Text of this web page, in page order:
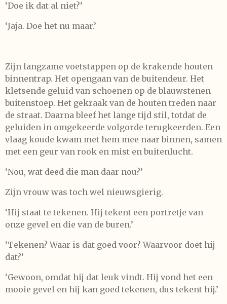
‘Doe ik dat al niet?’
‘Jaja. Doe het nu maar.’
Zijn langzame voetstappen op de krakende houten
binnentrap. Het opengaan van de buitendeur. Het
kletsende geluid van schoenen op de blauwstenen
buitenstoep. Het gekraak van de houten treden naar
de straat. Daarna bleef het lange tijd stil, totdat de
geluiden in omgekeerde volgorde terugkeerden. Een
vlaag koude kwam met hem mee naar binnen, samen
met een geur van rook en mist en buitenlucht.
‘Nou, wat deed die man daar nou?’
Zijn vrouw was toch wel nieuwsgierig.
‘Hij staat te tekenen. Hij tekent een portretje van
onze gevel en die van de buren.’
‘Tekenen? Waar is dat goed voor? Waarvoor doet hij
dat?’
‘Gewoon, omdat hij dat leuk vindt. Hij vond het een
mooie gevel en hij kan goed tekenen, dus tekent hij.’